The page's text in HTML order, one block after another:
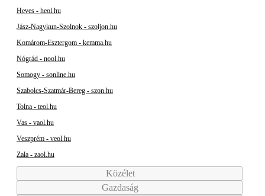
Heves - heol.hu
Jász-Nagykun-Szolnok - szoljon.hu
Komárom-Esztergom - kemma.hu
Nógrád - nool.hu
Somogy - sonline.hu
Szabolcs-Szatmár-Bereg - szon.hu
Tolna - teol.hu
Vas - vaol.hu
Veszprém - veol.hu
Zala - zaol.hu
Közélet
Gazdaság